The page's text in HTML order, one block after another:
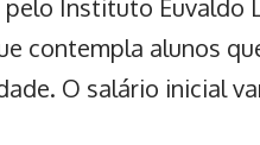
Instituto Euvaldo
contempla alunos
O salário inicial